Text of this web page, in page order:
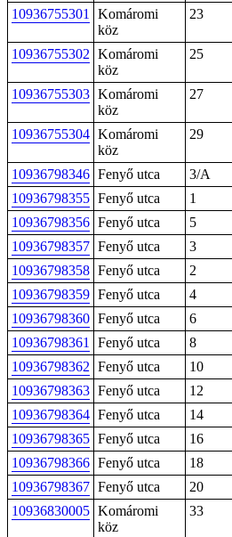
10936755301
Komáromi
köz
23
10936755302 Komáromi
köz
25
10936755303 Komáromi
köz
27
10936755304 Komáromi
köz
29
10936798346 Fenyő utca 3/A
10936798355 Fenyő utca 1
10936798356 Fenyő utca 5
10936798357 Fenyő utca 3
10936798358 Fenyő utca 2
10936798359 Fenyő utca 4
10936798360 Fenyő utca 6
10936798361
Fenyő utca 8
10936798362 Fenyő utca 10
10936798363 Fenyő utca 12
10936798364 Fenyő utca 14
10936798365 Fenyő utca 16
10936798366 Fenyő utca 18
10936798367 Fenyő utca 20
10936830005 Komáromi
köz
33